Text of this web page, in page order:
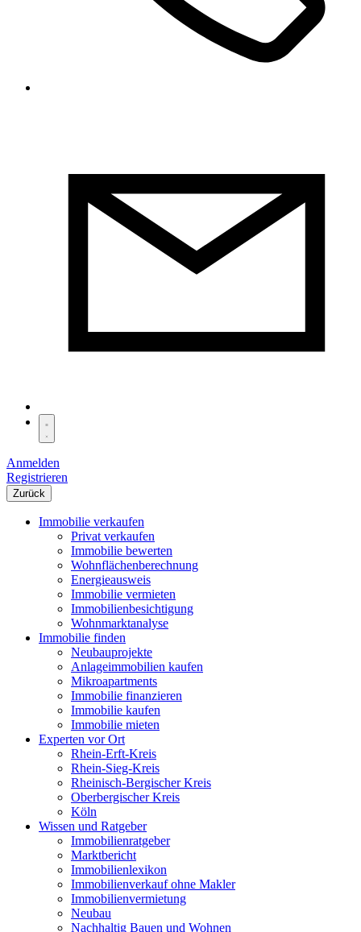
Anmelden
Registrieren
Zurück
Immobilie verkaufen
Privat verkaufen
Immobilie bewerten
Wohnflächenberechnung
Energieausweis
Immobilie vermieten
Immobilienbesichtigung
Wohnmarktanalyse
Immobilie finden
Neubauprojekte
Anlageimmobilien kaufen
Mikroapartments
Immobilie finanzieren
Immobilie kaufen
Immobilie mieten
Experten vor Ort
Rhein-Erft-Kreis
Rhein-Sieg-Kreis
Rheinisch-Bergischer Kreis
Oberbergischer Kreis
Köln
Wissen und Ratgeber
Immobilienratgeber
Marktbericht
Immobilienlexikon
Immobilienverkauf ohne Makler
Immobilienvermietung
Neubau
Nachhaltig Bauen und Wohnen